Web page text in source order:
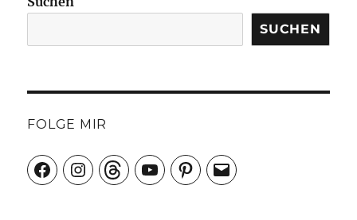
SUCHEN
FOLGE MIR
FacebookInstagramThreadsYouTubePinterest
E-
Mail